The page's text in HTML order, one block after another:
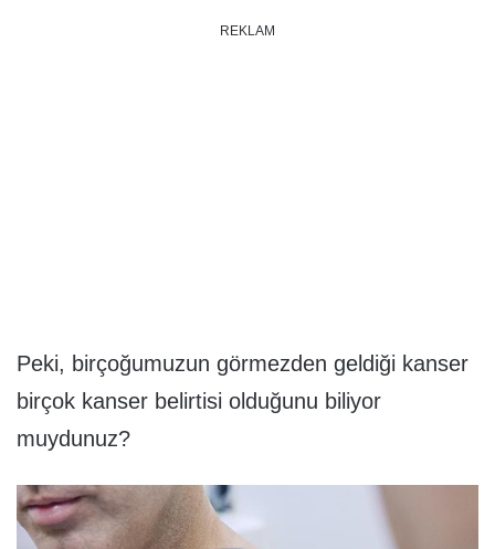
REKLAM
Peki, birçoğumuzun görmezden geldiği kanser
birçok kanser belirtisi olduğunu biliyor
muydunuz?